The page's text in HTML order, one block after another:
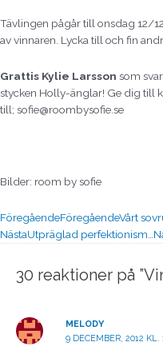
Tävlingen pågår till onsdag 12/
av vinnaren. Lycka till och fin
Grattis Kylie Larsson som
stycken Holly-änglar! Ge dig till
till; sofie@roombysofie.se
Bilder: room by sofie
FöregåendeFöregåendeVårt
NästaUtpräglad perfektionism…
30 reaktioner på
MELODY
9 DECEMBER, 2012 KL.